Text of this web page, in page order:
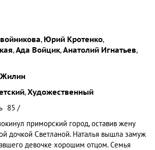
, Юрий Кротенко,
,Ада Войцик,Анатолий Игнатьев,
Жилин
,Художественный
85 /
приморский город, оставив жену
дочкой Светланой. Наталья вышла замуж
девочке хорошим отцом. Семья